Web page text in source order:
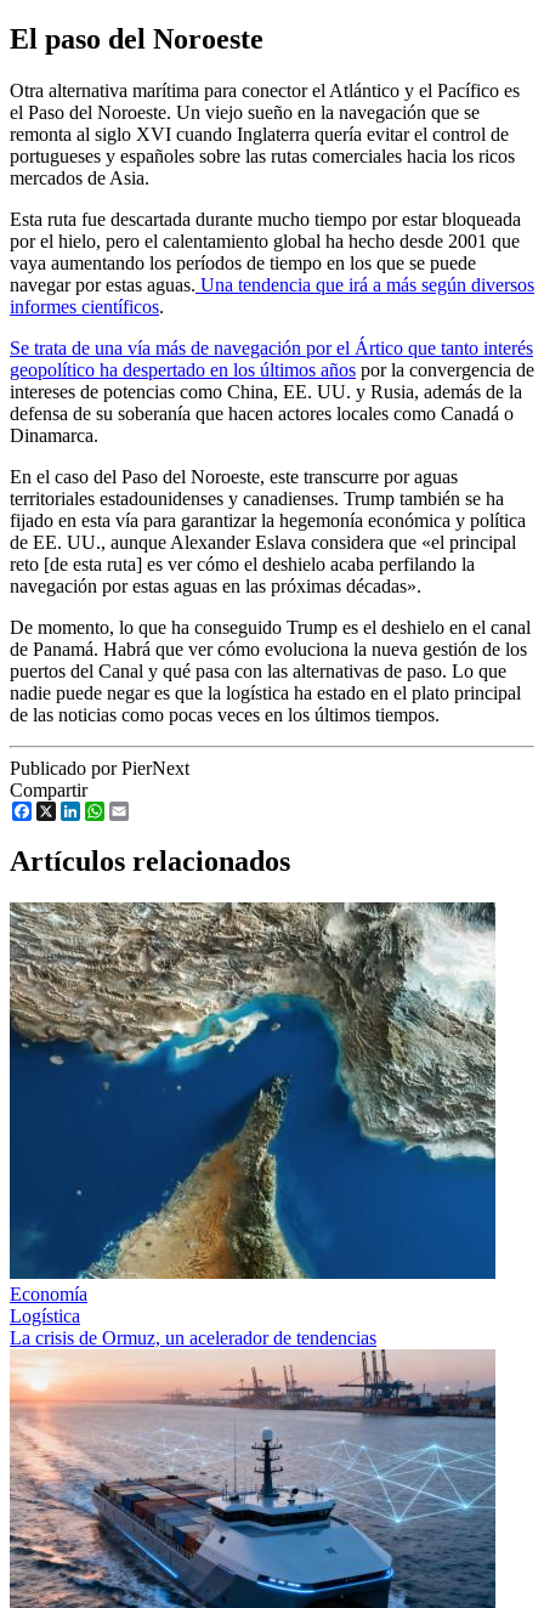
El paso del Noroeste
Otra alternativa marítima para conector el Atlántico y el Pacífico es
el Paso del Noroeste. Un viejo sueño en la navegación que se
remonta al siglo XVI cuando Inglaterra quería evitar el control de
portugueses y españoles sobre las rutas comerciales hacia los ricos
mercados de Asia.
Esta ruta fue descartada durante mucho tiempo por estar bloqueada
por el hielo, pero el calentamiento global ha hecho desde 2001 que
vaya aumentando los períodos de tiempo en los que se puede
navegar por estas aguas. Una tendencia que irá a más según diversos
informes científicos.
Se trata de una vía más de navegación por el Ártico que tanto interés
geopolítico ha despertado en los últimos años por la convergencia de
intereses de potencias como China, EE. UU. y Rusia, además de la
defensa de su soberanía que hacen actores locales como Canadá o
Dinamarca.
En el caso del Paso del Noroeste, este transcurre por aguas
territoriales estadounidenses y canadienses. Trump también se ha
fijado en esta vía para garantizar la hegemonía económica y política
de EE. UU., aunque Alexander Eslava considera que «el principal
reto [de esta ruta] es ver cómo el deshielo acaba perfilando la
navegación por estas aguas en las próximas décadas».
De momento, lo que ha conseguido Trump es el deshielo en el canal
de Panamá. Habrá que ver cómo evoluciona la nueva gestión de los
puertos del Canal y qué pasa con las alternativas de paso. Lo que
nadie puede negar es que la logística ha estado en el plato principal
de las noticias como pocas veces en los últimos tiempos.
Publicado por PierNext
Compartir
Facebook
X LinkedInWhatsApp
Artículos relacionados
Economía
Logística
La crisis de Ormuz, un acelerador de tendencias